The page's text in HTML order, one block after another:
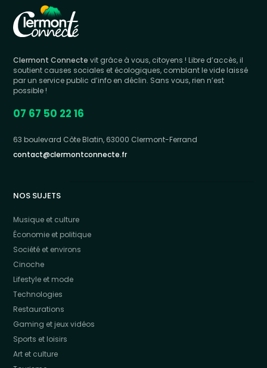
Clermont Connecte vit grâce à vous, citoyens ! Libre d’accès, il
soutient causes sociales et écologiques, comblant le vide laissé
par un service public d’info en déclin. Sans vous, rien n’est
possible !
07 67 50 22 16
63 boulevard Côte Blatin, 63000 Clermont-Ferrand
contact@clermontconnecte.fr
NOS SUJETS
Musique et culture
Économie et politique
Société et environs
Cinoche
Lifestyle et mode
Technologies
Restaurations
Gaming et jeux vidéos
Sports et loisirs
Art et culture